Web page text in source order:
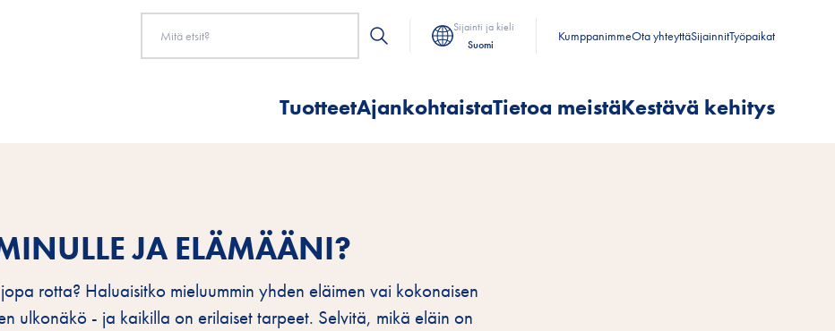
Sijainti ja kieli
Suomi
KumppanimmeOta yhteyttäSijainnitTyöpaikat
TuotteetAjankohtaistaTietoa meistäKestävä kehitys
JA ELÄMÄÄNI?
rotta? Haluaisitko mieluummin yhden eläimen vai kokonaisen
ulkonäkö - ja kaikilla on erilaiset tarpeet. Selvitä, mikä eläin on